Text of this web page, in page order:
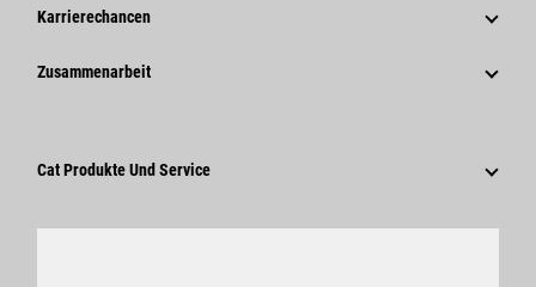
Verhaltenskodex
Innovation
Unternehmensweite Pressemitteilungen
Karrierechancen
Warum Caterpillar?
Zusammenarbeit
Lieferanten
Cat Produkte Und Service